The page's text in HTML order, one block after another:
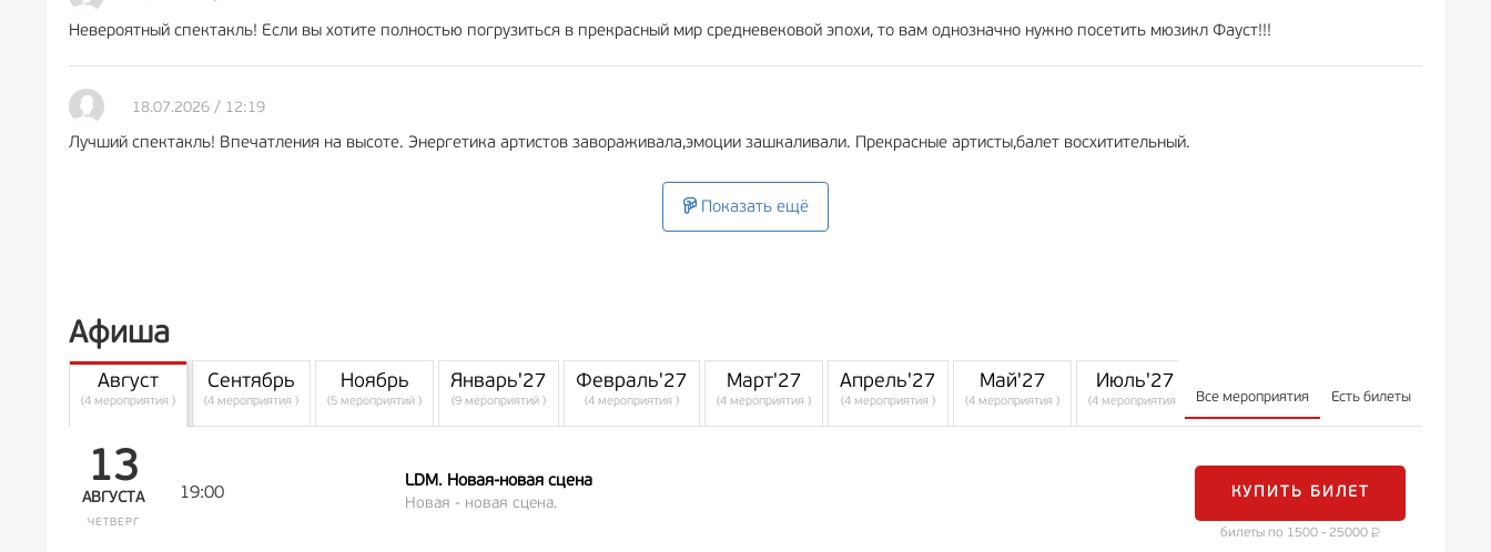
Невероятный спектакль! Если вы хотите полностью погрузиться в прекрасный мир средневековой эпохи, то вам однозначно нужно посетить мюзикл Фауст!!!
18.07.2026 / 12:19
Лучший спектакль! Впечатления на высоте. Энергетика артистов завораживала,эмоции зашкаливали. Прекрасные артисты,балет восхитительный.
Показать ещё
Афиша
Все мероприятия Есть билеты
Август
(4 мероприятия )
Сентябрь
(4 мероприятия )
Ноябрь
(5 мероприятий )
Январь'27
(9 мероприятий )
Февраль'27
(4 мероприятия )
Март'27
(4 мероприятия )
Апрель'27
(4 мероприятия )
Май'27
(4 мероприятия )
Июль'27
(4 мероприятия ) (5 мероприятий )
13
АВГУСТА
ЧЕТВЕРГ
19:00
LDM. Новая-новая сцена
Новая - новая сцена.
КУПИТЬ БИЛЕТ
билеты по 1500 - 25000